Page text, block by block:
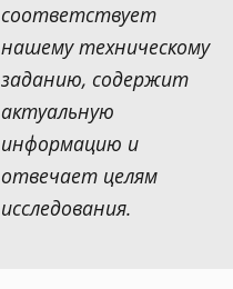
соответствует
нашему техническому
заданию, содержит
актуальную
информацию и
отвечает целям
исследования.